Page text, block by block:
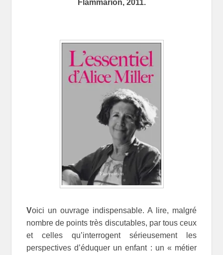
Flammarion, 2011.
Voici un ouvrage indispensable. A lire, malgré
nombre de points très discutables, par tous ceux
et celles qu’interrogent sérieusement les
perspectives d’éduquer un enfant : un « métier